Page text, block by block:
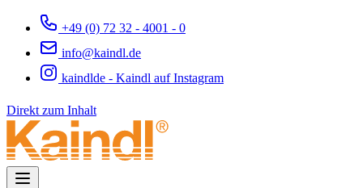
+49 (0) 72 32 - 4001 - 0
info@kaindl.de
kaindlde - Kaindl auf Instagram
Direkt zum Inhalt